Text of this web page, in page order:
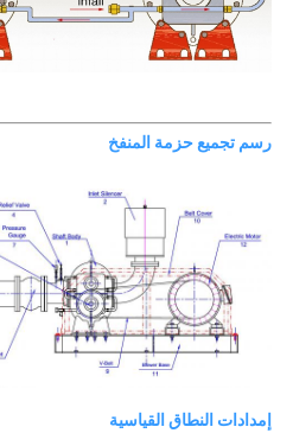
رسم تجميع حزمة المنفخ
إمدادات النطاق القياسية